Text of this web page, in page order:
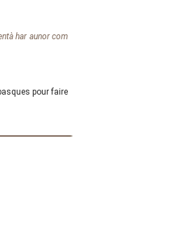
har aunor com
pour faire